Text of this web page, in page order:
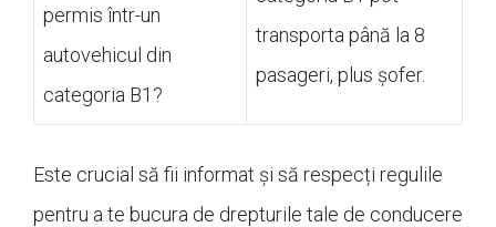
permis într-un
autovehicul din
categoria B1?
transporta până la 8
pasageri, plus șofer.
Este crucial să fii informat și să respecți regulile
pentru a te bucura de drepturile tale de conducere